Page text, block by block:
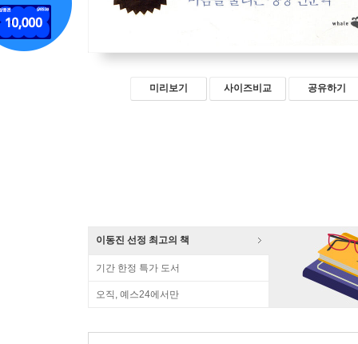
미리보기 사이즈비교 공유하기
이동진 선정 최고의 책
기간 한정 특가 도서
오직, 예스24에서만